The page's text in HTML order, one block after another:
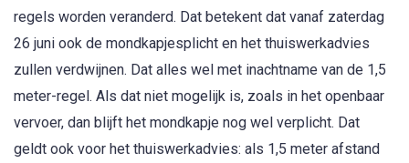
regels worden veranderd. Dat betekent dat vanaf zaterdag
26 juni ook de mondkapjesplicht en het thuiswerkadvies
zullen verdwijnen. Dat alles wel met inachtname van de 1,5
meter-regel. Als dat niet mogelijk is, zoals in het openbaar
vervoer, dan blijft het mondkapje nog wel verplicht. Dat
geldt ook voor het thuiswerkadvies: als 1,5 meter afstand